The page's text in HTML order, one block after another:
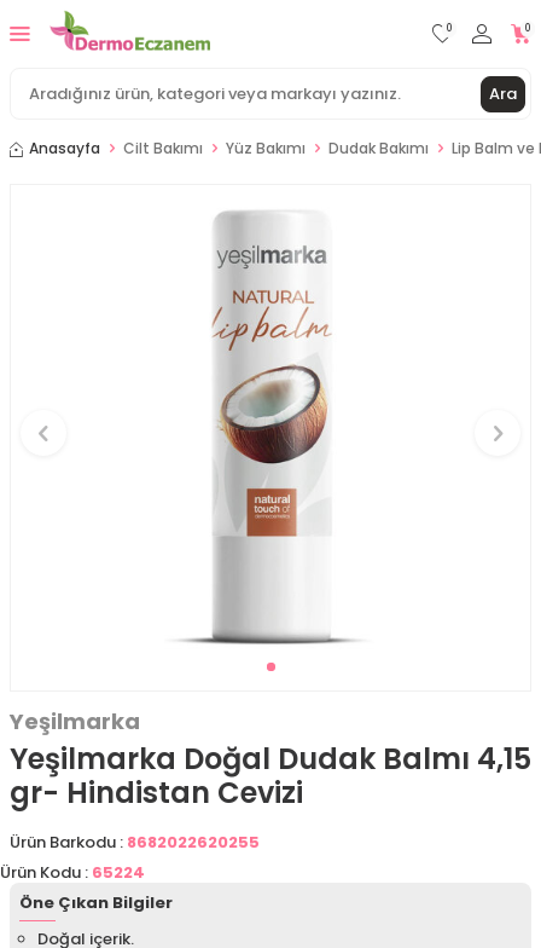
Ara
0 0
Anasayfa Cilt Bakımı Yüz Bakımı Dudak Bakımı Lip Balm ve
Yeşilmarka
Yeşilmarka Doğal Dudak Balmı 4,15
gr- Hindistan Cevizi
Ürün Barkodu : 8682022620255
Ürün Kodu : 65224
Öne Çıkan Bilgiler
Doğal içerik.